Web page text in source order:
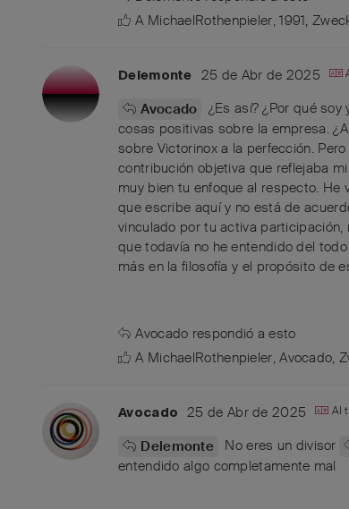
A MichaelRothenpieler,1991,
Delemonte 25 de Abr de 2025
Avocado
¿Es así? ¿Por qué
cosas positivas sobre la empresa.
sobre Victorinox a la perfección.
contribución objetiva que reflejaba
muy bien tu enfoque al respecto. He
que escribe aquí y no está de
vinculado por tu activa participación,
que todavía no he entendido del
más en la filosofía y el propósito de
Avocado respondió a esto
A MichaelRothenpieler,Avocado,
Avocado 25 de Abr de 2025 AI
Delemonte No eres un divisor
entendido algo completamente mal